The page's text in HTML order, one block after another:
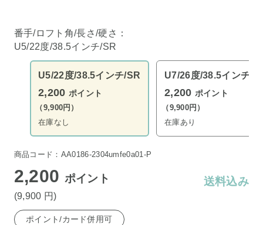
番手/ロフト角/長さ/硬さ：
U5/22度/38.5インチ/SR
U5/22度/38.5インチ/SR
2,200 ポイント
（9,900円）
在庫なし
U7/26度/38.5インチ/
2,200 ポイント
（9,900円）
在庫あり
商品コード：AA0186-2304umfe0a01-P
2,200 ポイント
(9,900 円)
送料込み
ポイント/カード併用可